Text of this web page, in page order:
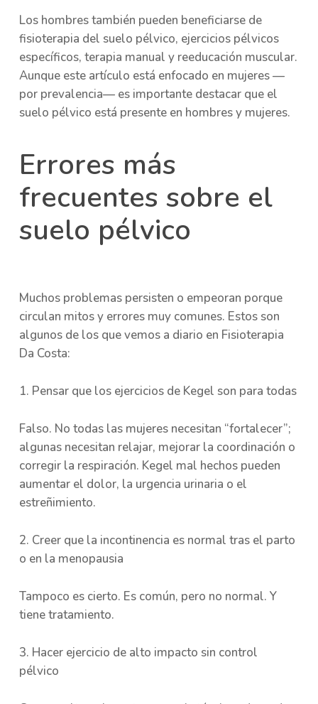
Los hombres también pueden beneficiarse de
fisioterapia del suelo pélvico, ejercicios pélvicos
específicos, terapia manual y reeducación muscular.
Aunque este artículo está enfocado en mujeres —
por prevalencia— es importante destacar que el
suelo pélvico está presente en hombres y mujeres.
Errores más
frecuentes sobre el
suelo pélvico
Muchos problemas persisten o empeoran porque
circulan mitos y errores muy comunes. Estos son
algunos de los que vemos a diario en Fisioterapia
Da Costa:
1. Pensar que los ejercicios de Kegel son para todas
Falso. No todas las mujeres necesitan “fortalecer”;
algunas necesitan relajar, mejorar la coordinación o
corregir la respiración. Kegel mal hechos pueden
aumentar el dolor, la urgencia urinaria o el
estreñimiento.
2. Creer que la incontinencia es normal tras el parto
o en la menopausia
Tampoco es cierto. Es común, pero no normal. Y
tiene tratamiento.
3. Hacer ejercicio de alto impacto sin control
pélvico